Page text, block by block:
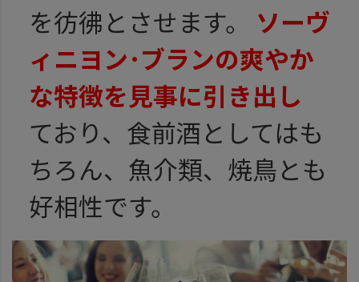
を彷彿とさせます。 ソーヴ
ィニヨン･ブランの爽やか
な特徴を見事に引き出し
ており、食前酒としてはも
ちろん、魚介類、焼鳥とも
好相性です。